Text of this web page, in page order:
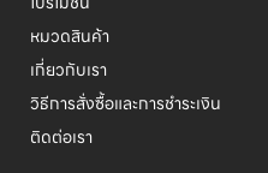
หมวดสินค้า
เกี่ยวกับเรา
วิธีการสั่งซื้อและการชำระเงิน
ติดต่อเรา